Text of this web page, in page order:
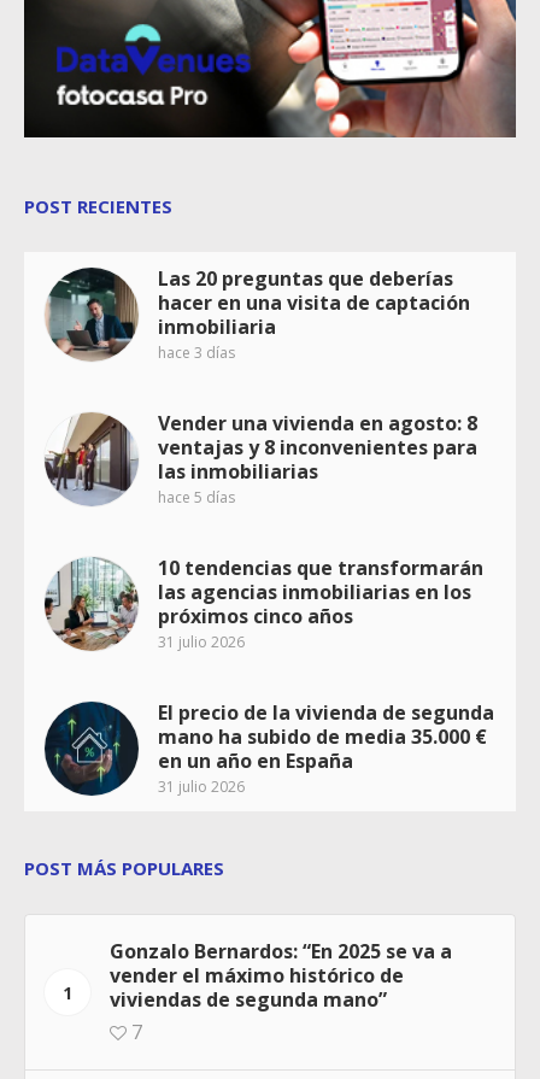
POST RECIENTES
Las 20 preguntas que deberías
hacer en una visita de captación
inmobiliaria
hace 3 días
Vender una vivienda en agosto: 8
ventajas y 8 inconvenientes para
las inmobiliarias
hace 5 días
10 tendencias que transformarán
las agencias inmobiliarias en los
próximos cinco años
31 julio 2026
El precio de la vivienda de segunda
mano ha subido de media 35.000 €
en un año en España
31 julio 2026
POST MÁS POPULARES
1
Gonzalo Bernardos: “En 2025 se va a
vender el máximo histórico de
viviendas de segunda mano”
7